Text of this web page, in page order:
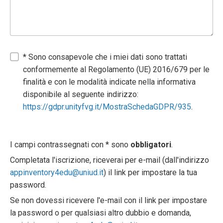
* Sono consapevole che i miei dati sono trattati
conformemente al Regolamento (UE) 2016/679 per le
finalità e con le modalità indicate nella informativa
disponibile al seguente indirizzo:
https://gdpr.unityfvg.it/MostraSchedaGDPR/935.
I campi contrassegnati con * sono obbligatori.
Completata l'iscrizione, riceverai per e-mail (dall'indirizzo
appinventory4edu@uniud.it) il link per impostare la tua
password.
Se non dovessi ricevere l'e-mail con il link per impostare
la password o per qualsiasi altro dubbio e domanda,